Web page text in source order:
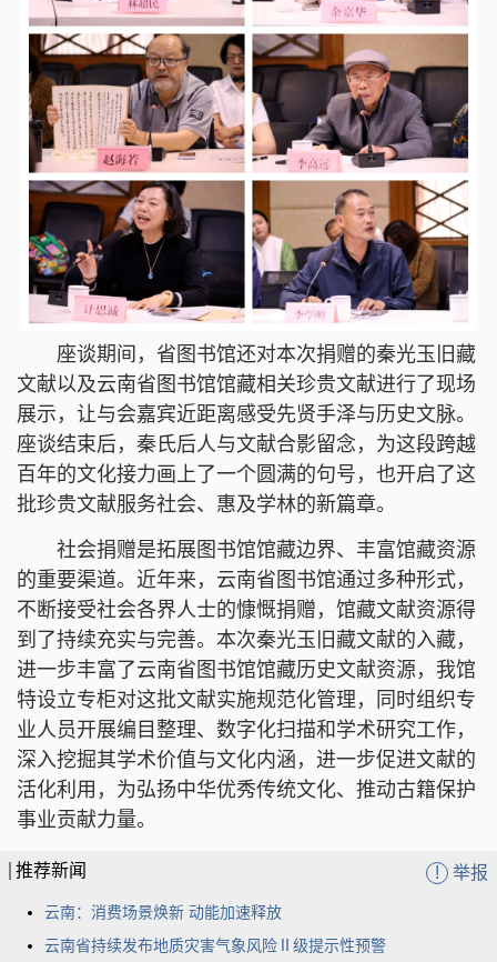
座谈期间，省图书馆还对本次捐赠的秦光玉旧藏
文献以及云南省图书馆馆藏相关珍贵文献进行了现场
展示，让与会嘉宾近距离感受先贤手泽与历史文脉。
座谈结束后，秦氏后人与文献合影留念，为这段跨越
百年的文化接力画上了一个圆满的句号，也开启了这
批珍贵文献服务社会、惠及学林的新篇章。
社会捐赠是拓展图书馆馆藏边界、丰富馆藏资源
的重要渠道。近年来，云南省图书馆通过多种形式，
不断接受社会各界人士的慷慨捐赠，馆藏文献资源得
到了持续充实与完善。本次秦光玉旧藏文献的入藏，
进一步丰富了云南省图书馆馆藏历史文献资源，我馆
特设立专柜对这批文献实施规范化管理，同时组织专
业人员开展编目整理、数字化扫描和学术研究工作，
深入挖掘其学术价值与文化内涵，进一步促进文献的
活化利用，为弘扬中华优秀传统文化、推动古籍保护
事业贡献力量。
推荐新闻 ! 举报
云南：消费场景焕新 动能加速释放
云南省持续发布地质灾害气象风险Ⅱ级提示性预警